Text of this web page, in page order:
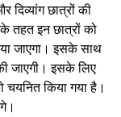
दिव्यांग छात्रों की
तहत इन छात्रों को
जाएगा। इसके साथ
जाएगी। इसके लिए
किया गया है।